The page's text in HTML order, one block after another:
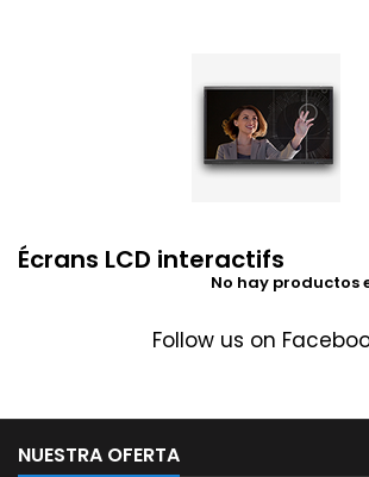
Écrans LCD interactifs
No hay productos
Follow us on
NUESTRA OFERTA